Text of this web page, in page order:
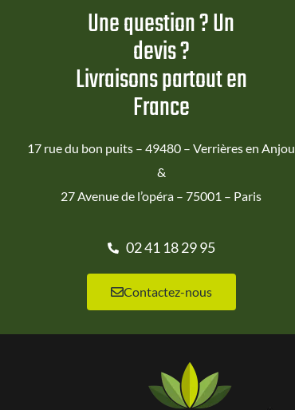
Une question ? Un
devis ?
Livraisons partout en
France
17 rue du bon puits – 49480 – Verrières en Anjou
&
27 Avenue de l’opéra – 75001 – Paris
02 41 18 29 95
Contactez-nous